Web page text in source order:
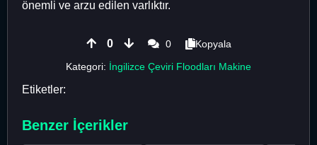
önemli ve arzu edilen varlıktır.
0 0
Kopyala
Kategori: İngilizce Çeviri Floodları Makine
Etiketler:
Benzer İçerikler